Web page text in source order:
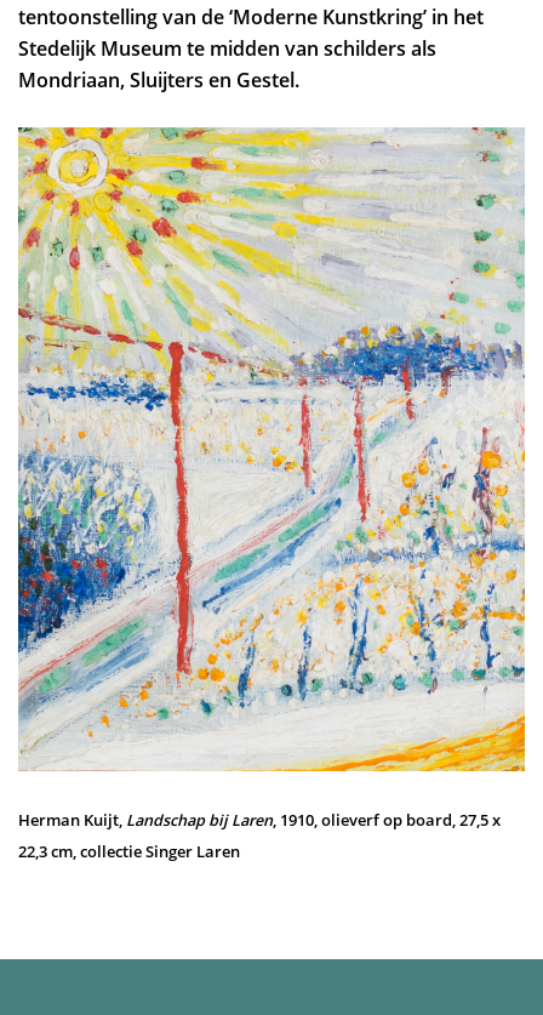
tentoonstelling van de ‘Moderne Kunstkring’ in het
Stedelijk Museum te midden van schilders als
Mondriaan, Sluijters en Gestel.
Herman Kuijt, Landschap bij Laren, 1910, olieverf op board, 27,5 x
22,3 cm, collectie Singer Laren